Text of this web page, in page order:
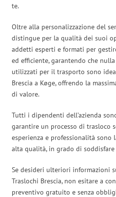
te.
Oltre alla personalizzazione del
distingue per la qualità dei suoi
addetti esperti e formati per
ed efficiente, garantendo che
utilizzati per il trasporto sono
Brescia a Køge, offrendo la
di valore.
Tutti i dipendenti dell’azienda
garantire un processo di trasloco
esperienza e professionalità sono
alta qualità, in grado di
Se desideri ulteriori informazioni
Traslochi Brescia, non esitare a
preventivo gratuito e senza